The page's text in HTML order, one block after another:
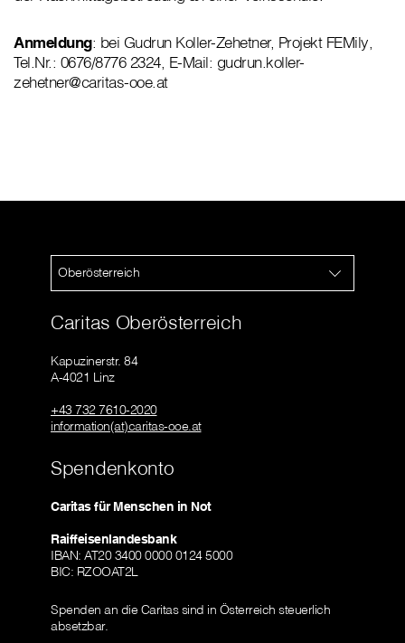
Anmeldung: bei Gudrun Koller-Zehetner, Projekt FEMily,
Tel.Nr.: 0676/8776 2324, E-Mail: gudrun.koller-
zehetner@caritas-ooe.at
Oberösterreich
Caritas Oberösterreich
Kapuzinerstr. 84
A-4021 Linz
+43 732 7610-2020
information(at)caritas-ooe.at
Spendenkonto
Caritas für Menschen in Not
Raiffeisenlandesbank
IBAN: AT20 3400 0000 0124 5000
BIC: RZOOAT2L
Spenden an die Caritas sind in Österreich steuerlich
absetzbar.